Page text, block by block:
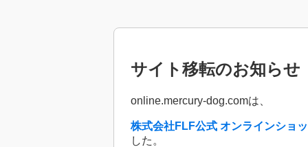
サイト移転のお知らせ
online.mercury-dog.comは、
株式会社FLF公式 オンラインシ
した。